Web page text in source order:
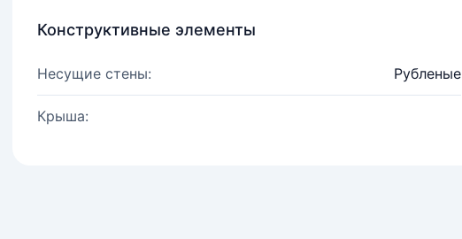
Конструктивные элементы
Несущие стены: Рубленые
Крыша: